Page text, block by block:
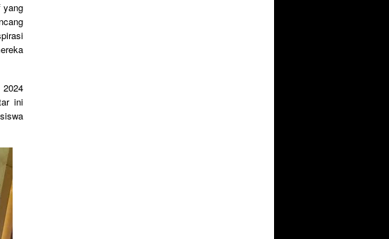
yang
ini